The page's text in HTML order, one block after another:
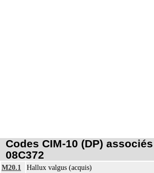
Codes CIM-10 (DP)
08C372
M20.1 Hallux valgus (acquis)